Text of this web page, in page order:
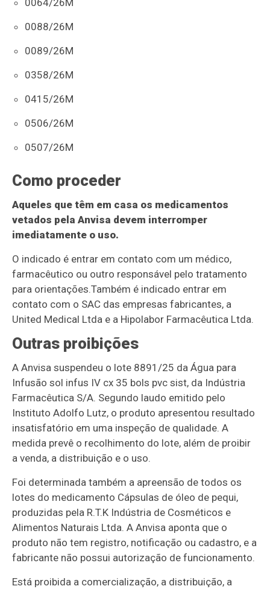
0064/26M
0088/26M
0089/26M
0358/26M
0415/26M
0506/26M
0507/26M
Como proceder
Aqueles que têm em casa os medicamentos
vetados pela Anvisa devem interromper
imediatamente o uso.
O indicado é entrar em contato com um médico,
farmacêutico ou outro responsável pelo tratamento
para orientações.Também é indicado entrar em
contato com o SAC das empresas fabricantes, a
United Medical Ltda e a Hipolabor Farmacêutica Ltda.
Outras proibições
A Anvisa suspendeu o lote 8891/25 da Água para
Infusão sol infus IV cx 35 bols pvc sist, da Indústria
Farmacêutica S/A. Segundo laudo emitido pelo
Instituto Adolfo Lutz, o produto apresentou resultado
insatisfatório em uma inspeção de qualidade. A
medida prevê o recolhimento do lote, além de proibir
a venda, a distribuição e o uso.
Foi determinada também a apreensão de todos os
lotes do medicamento Cápsulas de óleo de pequi,
produzidas pela R.T.K Indústria de Cosméticos e
Alimentos Naturais Ltda. A Anvisa aponta que o
produto não tem registro, notificação ou cadastro, e a
fabricante não possui autorização de funcionamento.
Está proibida a comercialização, a distribuição, a